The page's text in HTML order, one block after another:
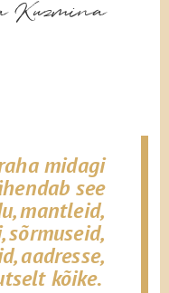
Kuzmina
midagi
see
mantleid,
sõrmuseid,
aadresse,
kõike.